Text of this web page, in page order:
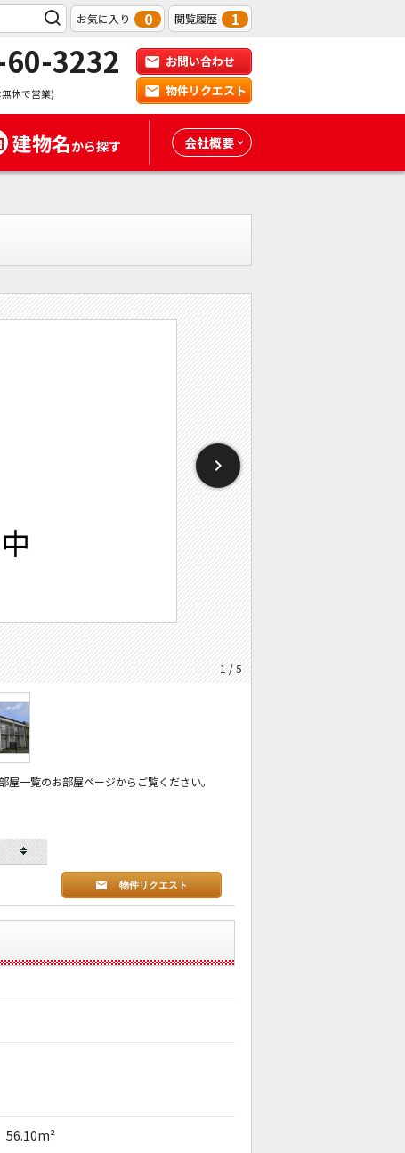
お気に入り 0 閲覧履歴 1
3232
休で営業)
お問い合わせ
物件リクエスト
建物名から探す 会社概要
1 / 5
一覧のお部屋ページからご覧ください。
物件リクエスト
56.10m²